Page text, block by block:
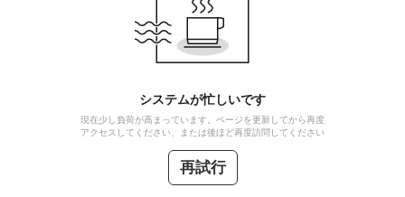
システムが忙しいです
現在少し負荷が高まっています。ページを更新してから再度
アクセスしてください、または後ほど再度訪問してください
再試行